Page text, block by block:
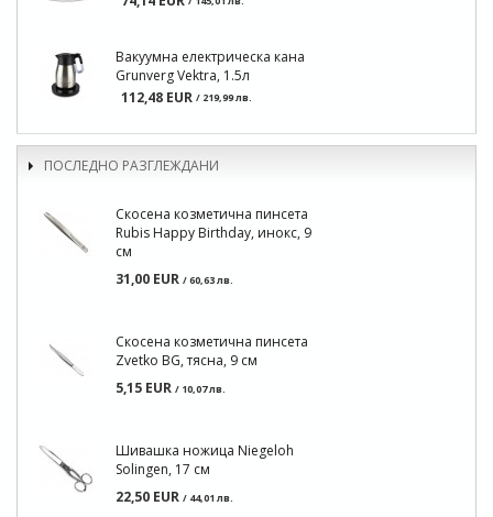
Вакуумна електрическа кана
Grunverg Vektra, 1.5л
112,48 EUR / 219,99 лв.
ПОСЛЕДНО РАЗГЛЕЖДАНИ
Скосена козметична пинсета
Rubis Happy Birthday, инокс, 9
см
31,00 EUR / 60,63 лв.
Скосена козметична пинсета
Zvetko BG, тясна, 9 см
5,15 EUR / 10,07 лв.
Шивашка ножица Niegeloh
Solingen, 17 см
22,50 EUR / 44,01 лв.